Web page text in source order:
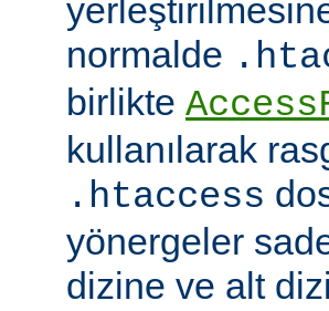
normalde
birlikte
kullanılarak
.htaccess
yönergeler
dizine ve alt